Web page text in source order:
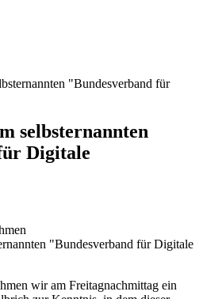
"Bundesverband für
selbsternannten
Digitale
wir am Freitagnachmittag ein